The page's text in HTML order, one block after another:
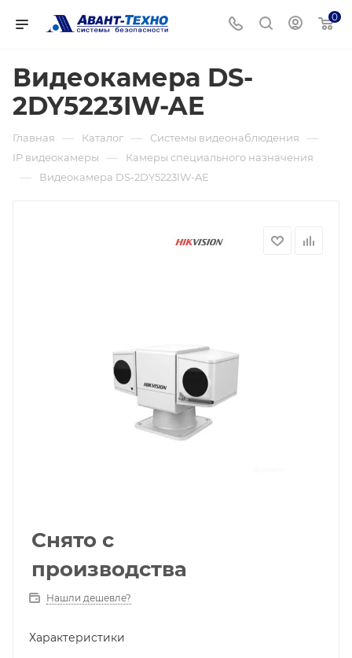
0
Видеокамера DS-
2DY5223IW-AE
Главная — Каталог — Системы видеонаблюдения —
IP видеокамеры — Камеры специального назначения
— Видеокамера DS-2DY5223IW-AE
Снято с
производства
Нашли дешевле?
Характеристики